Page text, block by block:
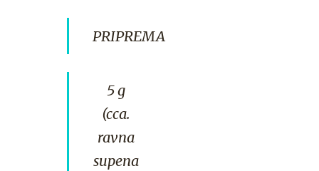
PRIPREMA
5 g
(cca.
ravna
supena